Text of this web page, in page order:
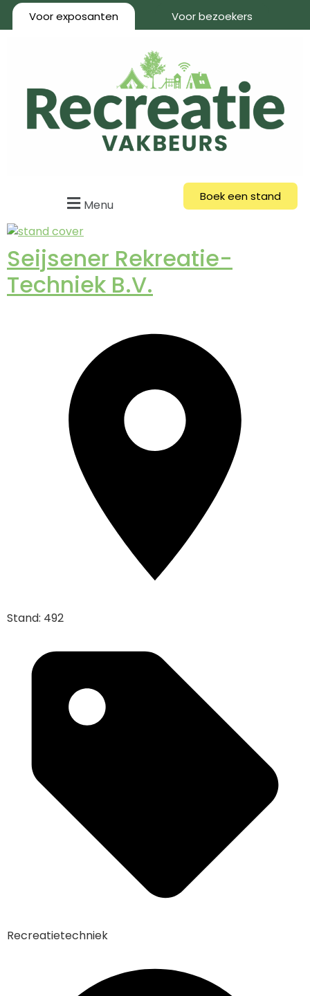
Voor exposanten Voor bezoekers
Menu
Boek een stand
Seijsener Rekreatie-
Techniek B.V.
Stand: 492
Recreatietechniek